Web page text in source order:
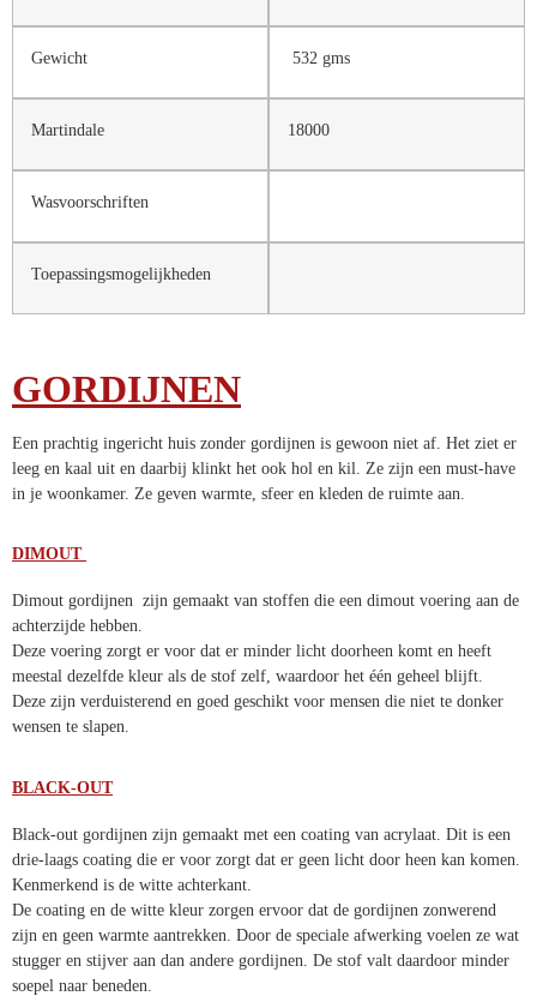
Gewicht 532 gms
Martindale 18000
Wasvoorschriften
Toepassingsmogelijkheden
GORDIJNEN
Een prachtig ingericht huis zonder gordijnen is gewoon niet af. Het ziet er
leeg en kaal uit en daarbij klinkt het ook hol en kil. Ze zijn een must-have
in je woonkamer. Ze geven warmte, sfeer en kleden de ruimte aan.
DIMOUT
Dimout gordijnen zijn gemaakt van stoffen die een dimout voering aan de
achterzijde hebben.
Deze voering zorgt er voor dat er minder licht doorheen komt en heeft
meestal dezelfde kleur als de stof zelf, waardoor het één geheel blijft.
Deze zijn verduisterend en goed geschikt voor mensen die niet te donker
wensen te slapen.
BLACK-OUT
Black-out gordijnen zijn gemaakt met een coating van acrylaat. Dit is een
drie-laags coating die er voor zorgt dat er geen licht door heen kan komen.
Kenmerkend is de witte achterkant.
De coating en de witte kleur zorgen ervoor dat de gordijnen zonwerend
zijn en geen warmte aantrekken. Door de speciale afwerking voelen ze wat
stugger en stijver aan dan andere gordijnen. De stof valt daardoor minder
soepel naar beneden.